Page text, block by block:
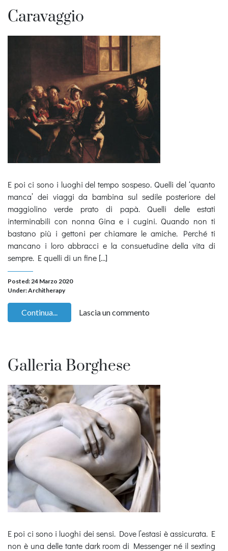
Caravaggio
E poi ci sono i luoghi del tempo sospeso. Quelli del ‘quanto
manca’ dei viaggi da bambina sul sedile posteriore del
maggiolino verde prato di papà. Quelli delle estati
interminabili con nonna Gina e i cugini. Quando non ti
bastano più i gettoni per chiamare le amiche. Perché ti
mancano i loro abbracci e la consuetudine della vita di
sempre. E quelli di un fine […]
Posted: 24 Marzo 2020
Under:Architherapy
Continua... Lascia un commento
Galleria Borghese
E poi ci sono i luoghi dei sensi. Dove l’estasi è assicurata. E
non è una delle tante dark room di Messenger né il sexting